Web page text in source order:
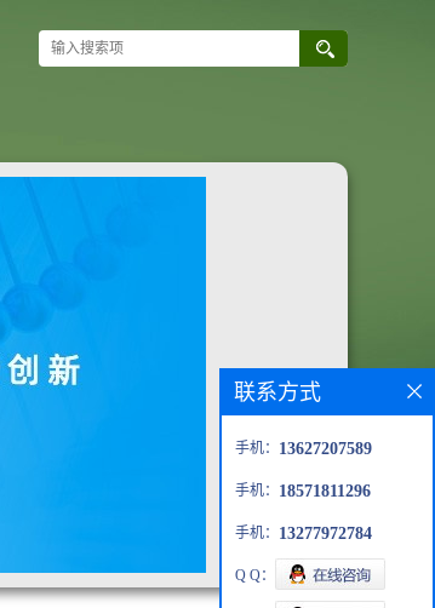
联系方式
手机： 13627207589
手机： 18571811296
手机： 13277972784
Q Q：